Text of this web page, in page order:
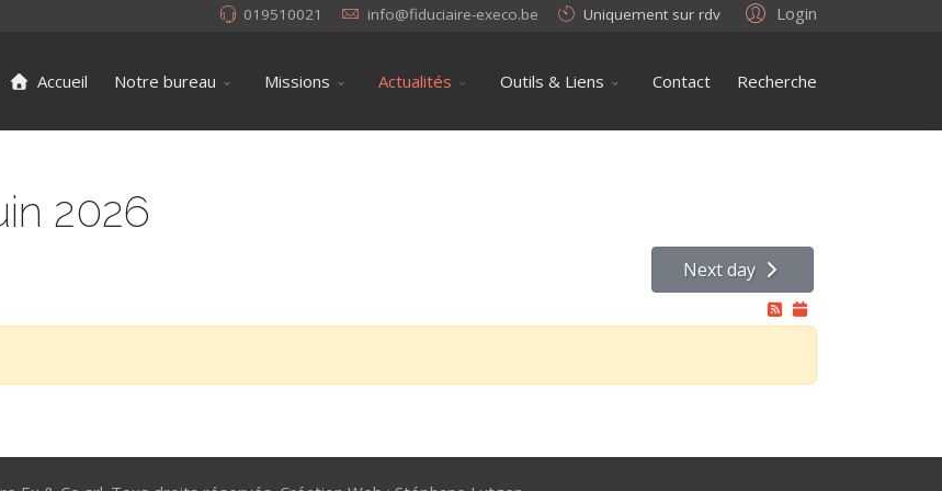
Login
019510021 info@fiduciaire-execo.be Uniquement sur rdv
Accueil Notre bureau Missions Actualités Outils & Liens Contact Recherche
2026
Next day